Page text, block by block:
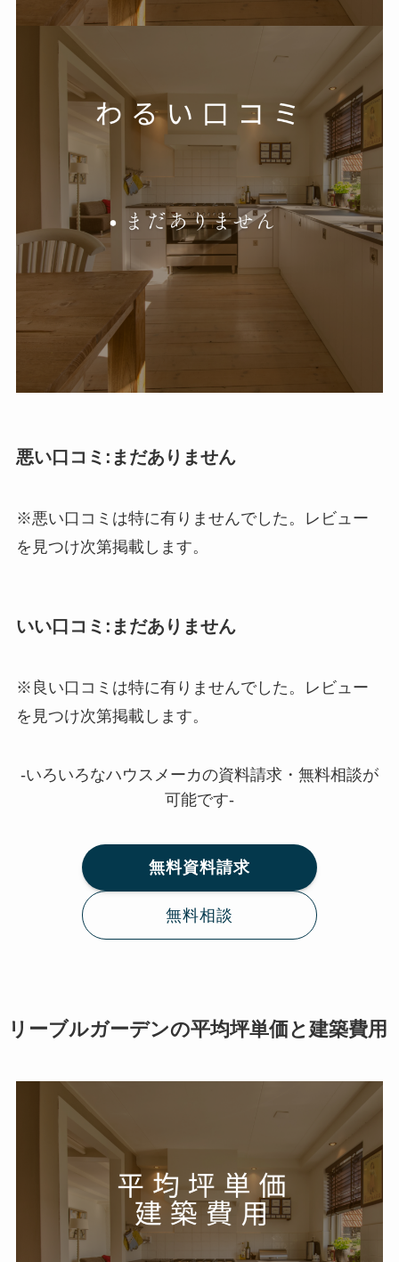
悪い口コミ:まだありません
※悪い口コミは特に有りませんでした。レビュー
を見つけ次第掲載します。
いい口コミ:まだありません
※良い口コミは特に有りませんでした。レビュー
を見つけ次第掲載します。
-いろいろなハウスメーカの資料請求・無料相談が
可能です-
無料資料請求
無料相談
リーブルガーデンの平均坪単価と建築費用